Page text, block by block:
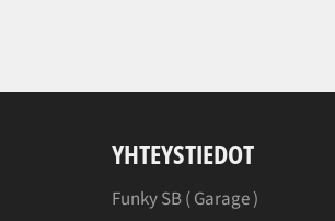
YHTEYSTIEDOT
Funky SB (Garage)